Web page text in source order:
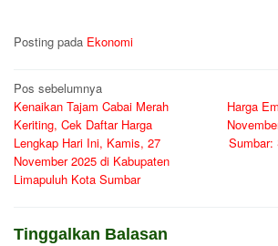
Posting pada Ekonomi
Navigasi
pos
Pos sebelumnya
Kenaikan Tajam Cabai Merah
Keriting, Cek Daftar Harga
Lengkap Hari Ini, Kamis, 27
November 2025 di Kabupaten
Limapuluh Kota Sumbar
Harga
Sumbar:
Tinggalkan Balasan